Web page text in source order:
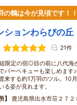
鶴は今が見頃です！
ションわらびの丘
21件
限定の宿◎目の前に八代海
バーベキューも楽しめます
来する約1万羽のツル。10
る姿が見れます。
鹿児島県出水市荘２７２